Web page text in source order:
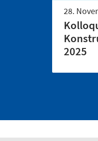
28.
2025